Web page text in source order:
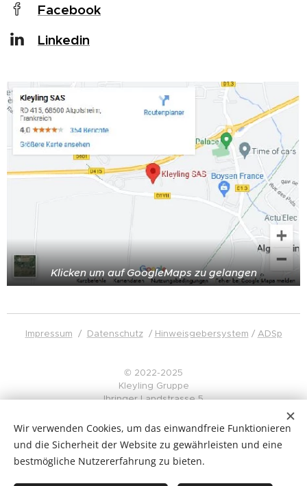
Facebook
Linkedin
Klicken um auf GoogleMaps zu gelangen
Impressum / Datenschutz/ Hinweisgebersystem / ADSp
© 2022-2025
Kleyling Gruppe
Ihringer Landstrasse 5
info@kleyling.de
Unsere Logistik- und Transportdienstleistungen richten sich
ausschließlich an Unternehmen und gewerbliche Kunden.
Wir verwenden Cookies, um das einwandfreie Funktionieren
und die Sicherheit der Website zu gewährleisten und eine
bestmögliche Nutzererfahrung zu bieten.